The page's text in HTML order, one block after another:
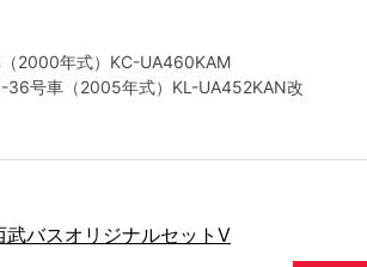
2000年式）KC-UA460KAM
号車（2005年式）KL-UA452KAN改
バスオリジナルセットⅤ